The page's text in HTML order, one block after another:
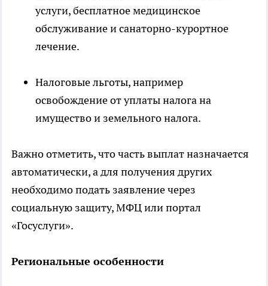
услуги, бесплатное медицинское
обслуживание и санаторно-курортное
лечение.
Налоговые льготы, например
освобождение от уплаты налога на
имущество и земельного налога.
Важно отметить, что часть выплат назначается
автоматически, а для получения других
необходимо подать заявление через
социальную защиту, МФЦ или портал
«Госуслуги».
Региональные особенности